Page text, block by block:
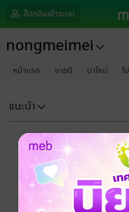
ล็อกอินเข้าระบบ
nongmeimei
หน้าแรก ขายดี มาใหม่ โ
แนะนำ
ขออภั
ไม่พบข้อมูลในหั